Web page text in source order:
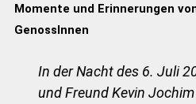
Momente und Erinnerungen
GenossInnen
In der Nacht des 6. Juli
und Freund Kevin